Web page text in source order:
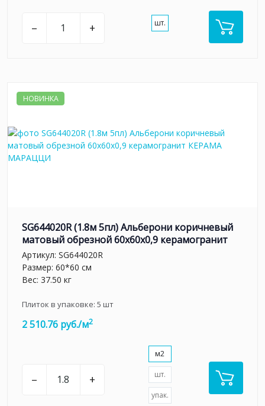
– + шт.
НОВИНКА
SG644020R (1.8м 5пл) Альберони коричневый
матовый обрезной 60x60x0,9 керамогранит
Артикул: SG644020R
Размер: 60*60 см
Вес: 37.50 кг
Плиток в упаковке: 5 шт
2 510.76 руб./м2
– +
м2
шт.
упак.